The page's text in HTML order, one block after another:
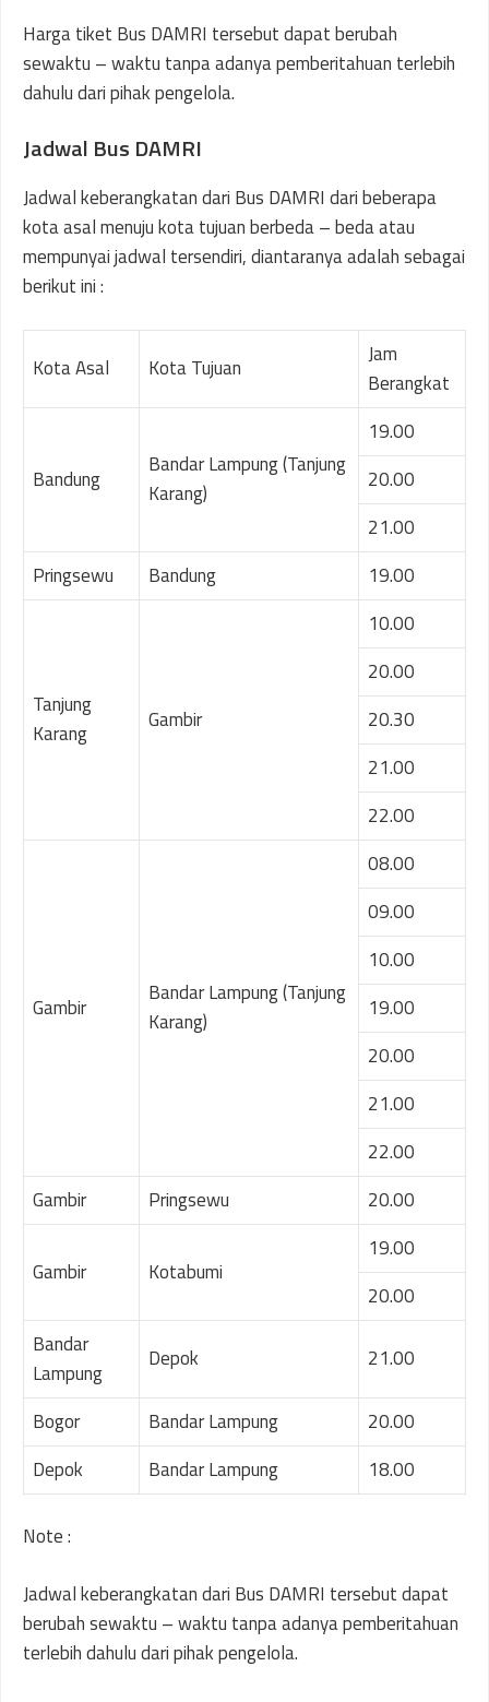
Harga tiket Bus DAMRI tersebut dapat berubah
sewaktu – waktu tanpa adanya pemberitahuan terlebih
dahulu dari pihak pengelola.
Jadwal Bus DAMRI
Jadwal keberangkatan dari Bus DAMRI dari beberapa
kota asal menuju kota tujuan berbeda – beda atau
mempunyai jadwal tersendiri, diantaranya adalah sebagai
berikut ini :
Kota Asal Kota Tujuan
Jam
Berangkat
Bandung
Bandar Lampung (Tanjung
Karang)
19.00
20.00
21.00
Pringsewu
Bandung 19.00
Tanjung
Karang
Gambir
10.00
20.00
20.30
21.00
22.00
Gambir
Bandar Lampung (Tanjung
Karang)
08.00
09.00
10.00
19.00
20.00
21.00
22.00
Gambir
Pringsewu 20.00
Gambir Kotabumi
19.00
20.00
Bandar
Lampung
Depok 21.00
Bogor Bandar Lampung
20.00
Depok
Bandar Lampung 18.00
Note :
Jadwal keberangkatan dari Bus DAMRI tersebut dapat
berubah sewaktu – waktu tanpa adanya pemberitahuan
terlebih dahulu dari pihak pengelola.